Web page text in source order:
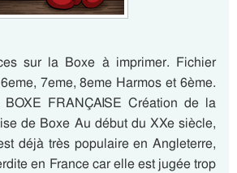
sur la Boxe à imprimer. Fichier
7eme, 8eme Harmos et 6ème.
FRANÇAISE Création de la
de Boxe Au début du XXe siècle,
déjà très populaire en Angleterre,
en France car elle est jugée trop